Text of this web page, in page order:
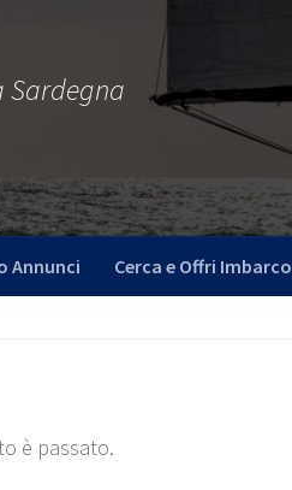
Sardegna
Annunci Cerca e Offri Imbarco
è passato.